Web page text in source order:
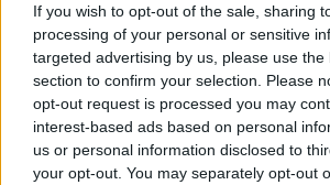
If you wish to opt-out of the sale, sharing
processing of your personal or sensitive
targeted advertising by us, please use the
section to confirm your selection. Please
opt-out request is processed you may
interest-based ads based on personal
us or personal information disclosed to
your opt-out. You may separately opt-out
Van, aki szereti a
hatszáz régi Ikarus a
Polonez: több, mint
Nagypolszki?